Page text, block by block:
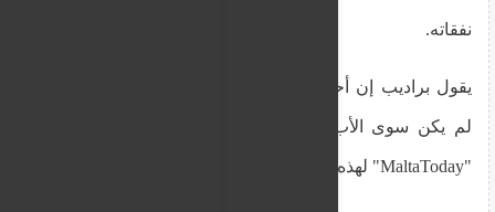
نفقاته.
يقول براديب إن أحد السكان المحليين الذين ساعدوه
لم يكن سوى الأب كولين أبّاب، الذي تحدث أيضاً لـ
"MaltaToday" لهذه المقالة.